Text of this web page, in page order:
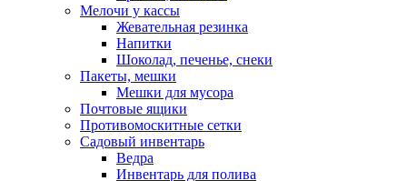
Мелочи у кассы
Жевательная резинка
Напитки
Шоколад, печенье, снеки
Пакеты, мешки
Мешки для мусора
Почтовые ящики
Противомоскитные сетки
Садовый инвентарь
Ведра
Инвентарь для полива